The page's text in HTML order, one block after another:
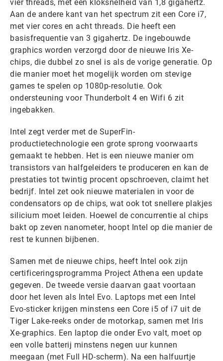
vier threads, met een kloksnelheid van 1,8 gigahertz.
Aan de andere kant van het spectrum zit een Core i7,
met vier cores en acht threads. Die heeft een
basisfrequentie van 3 gigahertz. De ingebouwde
graphics worden verzorgd door de nieuwe Iris Xe-
chips, die dubbel zo snel is als de vorige generatie. Op
die manier moet het mogelijk worden om stevige
games te spelen op 1080p-resolutie. Ook
ondersteuning voor Thunderbolt 4 en Wifi 6 zit
ingebakken.
Intel zegt verder met de SuperFin-
productietechnologie een grote sprong voorwaarts
gemaakt te hebben. Het is een nieuwe manier om
transistors van halfgeleiders te produceren en kan de
prestaties tot twintig procent opschroeven, claimt het
bedrijf. Intel zet ook nieuwe materialen in voor de
condensators op de chips, wat ook tot snellere plakjes
silicium moet leiden. Hoewel de concurrentie al chips
bakt op zeven nanometer, hoopt Intel op die manier de
rest te kunnen bijbenen.
Samen met de nieuwe chips, heeft Intel ook zijn
certificeringsprogramma Project Athena een update
gegeven. De tweede versie daarvan gaat voortaan
door het leven als Intel Evo. Laptops met een Intel
Evo-sticker krijgen minstens een Core i5 of i7 uit de
Tiger Lake-reeks onder de motorkap, samen met Iris
Xe-graphics. Een laptop die onder Evo valt, moet op
een volle batterij minstens negen uur kunnen
meegaan (met Full HD-scherm). Na een halfuurtje